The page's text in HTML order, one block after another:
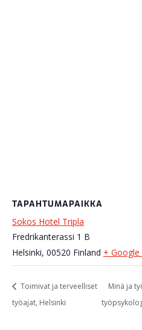
TAPAHTUMAPAIKKA
Sokos Hotel Tripla
Fredrikanterassi 1 B
Helsinki, 00520 Finland + Google
Toimivat ja terveelliset
työajat, Helsinki
Minä ja